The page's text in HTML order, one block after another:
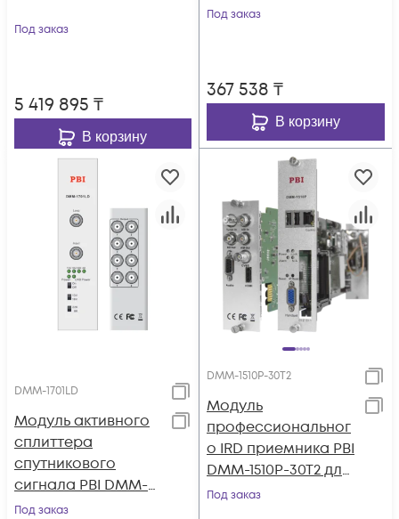
Под заказ
5 419 895 ₸
В корзину
DMM-1000
Под заказ
367 538 ₸
В корзину
DMM-1701LD
Модуль активного
сплиттера
спутникового
сигнала PBI DMM-
1701LD
Под заказ
DMM-1510P-30T2
Модуль
профессиональног
о IRD приемника PBI
DMM-1510P-30T2 для
цифровой ГС PBI
Под заказ